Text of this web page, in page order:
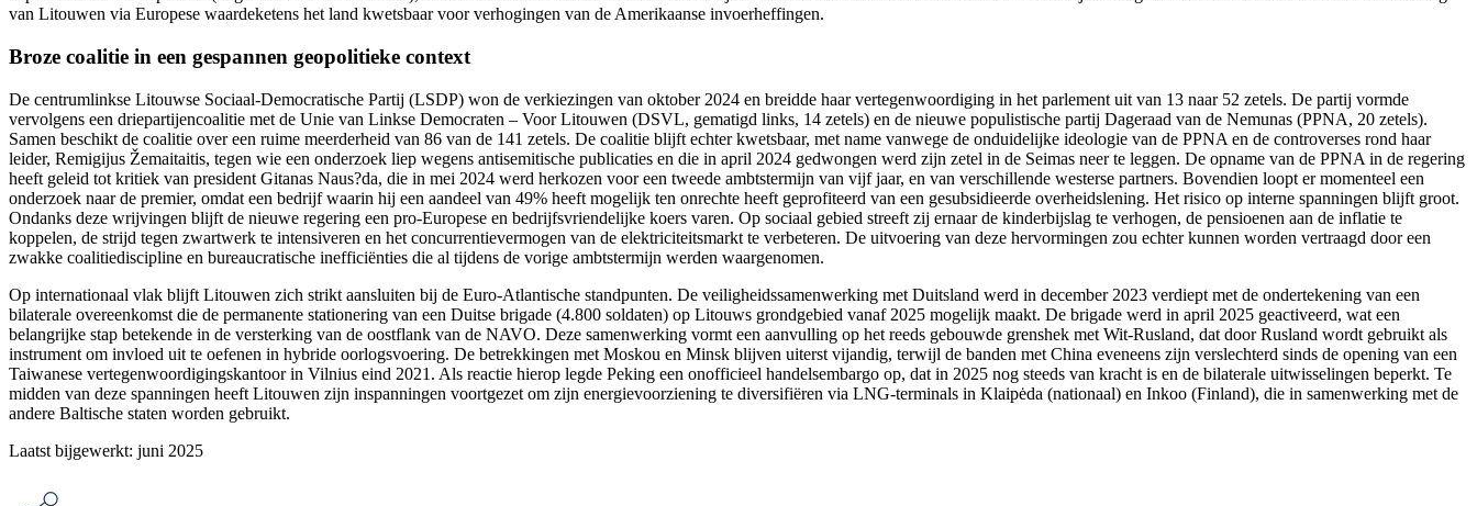
van Litouwen via Europese waardeketens het land kwetsbaar voor verhogingen van de Amerikaanse invoerheffingen.
Broze coalitie in een gespannen geopolitieke context
De centrumlinkse Litouwse Sociaal-Democratische Partij (LSDP) won de verkiezingen van oktober 2024 en breidde haar vertegenwoordiging in het parlement uit van 13 naar 52 zetels. De partij vormde
vervolgens een driepartijencoalitie met de Unie van Linkse Democraten – Voor Litouwen (DSVL, gematigd links, 14 zetels) en de nieuwe populistische partij Dageraad van de Nemunas (PPNA, 20 zetels).
Samen beschikt de coalitie over een ruime meerderheid van 86 van de 141 zetels. De coalitie blijft echter kwetsbaar, met name vanwege de onduidelijke ideologie van de PPNA en de controverses rond haar
leider, Remigijus Žemaitaitis, tegen wie een onderzoek liep wegens antisemitische publicaties en die in april 2024 gedwongen werd zijn zetel in de Seimas neer te leggen. De opname van de PPNA in de regering
heeft geleid tot kritiek van president Gitanas Naus?da, die in mei 2024 werd herkozen voor een tweede ambtstermijn van vijf jaar, en van verschillende westerse partners. Bovendien loopt er momenteel een
onderzoek naar de premier, omdat een bedrijf waarin hij een aandeel van 49% heeft mogelijk ten onrechte heeft geprofiteerd van een gesubsidieerde overheidslening. Het risico op interne spanningen blijft groot.
Ondanks deze wrijvingen blijft de nieuwe regering een pro-Europese en bedrijfsvriendelijke koers varen. Op sociaal gebied streeft zij ernaar de kinderbijslag te verhogen, de pensioenen aan de inflatie te
koppelen, de strijd tegen zwartwerk te intensiveren en het concurrentievermogen van de elektriciteitsmarkt te verbeteren. De uitvoering van deze hervormingen zou echter kunnen worden vertraagd door een
zwakke coalitiediscipline en bureaucratische inefficiënties die al tijdens de vorige ambtstermijn werden waargenomen.
Op internationaal vlak blijft Litouwen zich strikt aansluiten bij de Euro-Atlantische standpunten. De veiligheidssamenwerking met Duitsland werd in december 2023 verdiept met de ondertekening van een
bilaterale overeenkomst die de permanente stationering van een Duitse brigade (4.800 soldaten) op Litouws grondgebied vanaf 2025 mogelijk maakt. De brigade werd in april 2025 geactiveerd, wat een
belangrijke stap betekende in de versterking van de oostflank van de NAVO. Deze samenwerking vormt een aanvulling op het reeds gebouwde grenshek met Wit-Rusland, dat door Rusland wordt gebruikt als
instrument om invloed uit te oefenen in hybride oorlogsvoering. De betrekkingen met Moskou en Minsk blijven uiterst vijandig, terwijl de banden met China eveneens zijn verslechterd sinds de opening van een
Taiwanese vertegenwoordigingskantoor in Vilnius eind 2021. Als reactie hierop legde Peking een onofficieel handelsembargo op, dat in 2025 nog steeds van kracht is en de bilaterale uitwisselingen beperkt. Te
midden van deze spanningen heeft Litouwen zijn inspanningen voortgezet om zijn energievoorziening te diversifiëren via LNG-terminals in Klaipėda (nationaal) en Inkoo (Finland), die in samenwerking met de
andere Baltische staten worden gebruikt.
Laatst bijgewerkt: juni 2025